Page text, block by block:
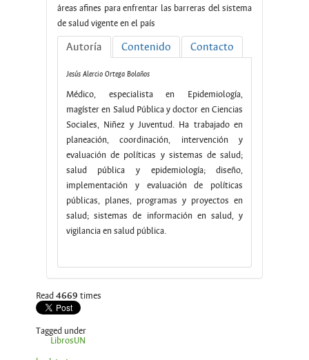
áreas afines para enfrentar las barreras del sistema
de salud vigente en el país
Autoría Contenido Contacto
Jesús Alercio Ortega Bolaños
Médico, especialista en Epidemiología,
magíster en Salud Pública y doctor en Ciencias
Sociales, Niñez y Juventud. Ha trabajado en
planeación, coordinación, intervención y
evaluación de políticas y sistemas de salud;
salud pública y epidemiología; diseño,
implementación y evaluación de políticas
públicas, planes, programas y proyectos en
salud; sistemas de información en salud, y
vigilancia en salud pública.
Read 4669 times
Tagged under
LibrosUN